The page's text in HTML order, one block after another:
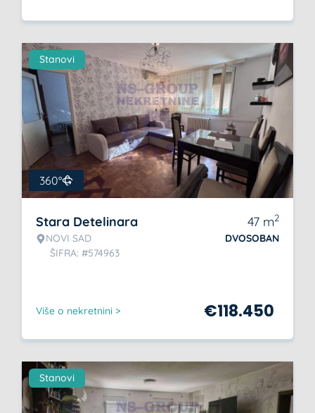
Stanovi
360°
Stara Detelinara
NOVI SAD
ŠIFRA: #574963
47 m2
DVOSOBAN
Više o nekretnini > €118.450
Stanovi